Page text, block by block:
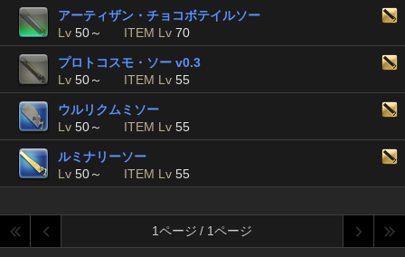
アーティザン・チョコボテイルソー
Lv 50～ ITEM Lv 70
プロトコスモ・ソー v0.3
Lv 50～ ITEM Lv 55
ウルリクムミソー
Lv 50～ ITEM Lv 55
ルミナリーソー
Lv 50～ ITEM Lv 55
1ページ / 1ページ